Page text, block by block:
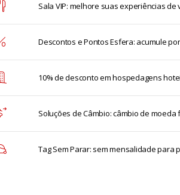
Sala VIP: melhore suas experiências
Descontos e Pontos Esfera: acumule
10% de desconto em hospedagens
Soluções de Câmbio: câmbio de
Tag Sem Parar: sem mensalidade para